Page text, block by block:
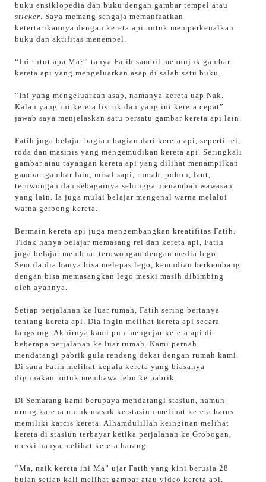
buku ensiklopedia dan buku dengan gambar tempel atau
sticker. Saya memang sengaja memanfaatkan
ketertarikannya dengan kereta api untuk memperkenalkan
buku dan aktifitas menempel.
“Ini tutut apa Ma?” tanya Fatih sambil menunjuk gambar
kereta api yang mengeluarkan asap di salah satu buku.
“Ini yang mengeluarkan asap, namanya kereta uap Nak.
Kalau yang ini kereta listrik dan yang ini kereta cepat”
jawab saya menjelaskan satu persatu gambar kereta api lain.
Fatih juga belajar bagian-bagian dari kereta api, seperti rel,
roda dan masinis yang mengemudikan kereta api. Seringkali
gambar atau tayangan kereta api yang dilihat menampilkan
gambar-gambar lain, misal sapi, rumah, pohon, laut,
terowongan dan sebagainya sehingga menambah wawasan
yang lain. Ia juga mulai belajar mengenal warna melalui
warna gerbong kereta.
Bermain kereta api juga mengembangkan kreatifitas Fatih.
Tidak hanya belajar memasang rel dan kereta api, Fatih
juga belajar membuat terowongan dengan media lego.
Semula dia hanya bisa melepas lego, kemudian berkembang
dengan bisa memasangkan lego meski masih dibimbing
oleh ayahnya.
Setiap perjalanan ke luar rumah, Fatih sering bertanya
tentang kereta api. Dia ingin melihat kereta api secara
langsung. Akhirnya kami pun mengejar kereta api di
beberapa perjalanan ke luar rumah. Kami pernah
mendatangi pabrik gula rendeng dekat dengan rumah kami.
Di sana Fatih melihat kepala kereta yang biasanya
digunakan untuk membawa tebu ke pabrik.
Di Semarang kami berupaya mendatangi stasiun, namun
urung karena untuk masuk ke stasiun melihat kereta harus
memiliki karcis kereta. Alhamdulillah keinginan melihat
kereta di stasiun terbayar ketika perjalanan ke Grobogan,
meski hanya melihat kereta barang.
“Ma, naik kereta ini Ma” ujar Fatih yang kini berusia 28
bulan setiap kali melihat gambar atau video kereta api.